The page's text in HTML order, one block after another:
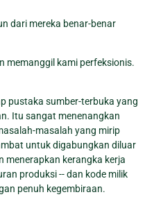
dari mereka benar-benar
memanggil kami perfeksionis.
pustaka sumber-terbuka yang
Itu sangat menenangkan
masalah yang mirip
untuk digabungkan diluar
menerapkan kerangka kerja
produksi -- dan kode milik
penuh kegembiraan.